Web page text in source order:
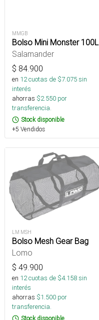
MMGB
Bolso Mini Monster 100L
Salamander
$ 84.900
en 12cuotas de $7.075sin
interés
ahorras $2.550 por
transferencia.
Stock disponible
+5 Vendidos
LM MSH
Bolso Mesh Gear Bag
Lomo
$ 49.900
en 12cuotas de $4.158sin
interés
ahorras $1.500 por
transferencia.
Stock disponible